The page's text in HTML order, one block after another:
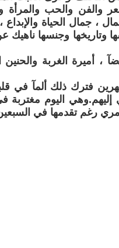
والفن والحب
، جمال الحياة
وتاريخها وجنسها ناهيك
، أميرة الغربة
فترك ذلك ألمآ في
إليهم.وهي اليوم مغتربة
رغم تقدمها في